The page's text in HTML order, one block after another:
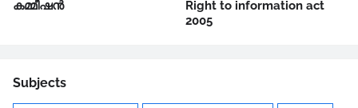
കമ്മീഷൻ
Right to information act
2005
Subjects